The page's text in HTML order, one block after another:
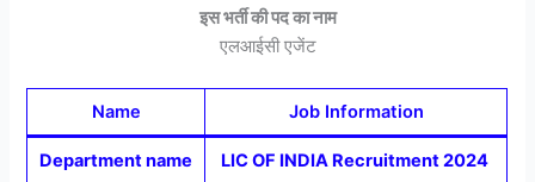
इस भर्ती की पद का नाम
एलआईसी एजेंट
Name Job Information
Department name LIC OF INDIA Recruitment 2024